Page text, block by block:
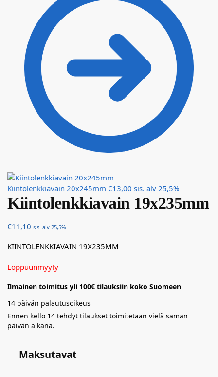
Kiintolenkkiavain 20x245mm €13,00 sis. alv 25,5%
Kiintolenkkiavain 19x235mm
€11,10 sis. alv 25,5%
KIINTOLENKKIAVAIN 19X235MM
Loppuunmyyty
Ilmainen toimitus yli 100€ tilauksiin koko Suomeen
14 päivän palautusoikeus
Ennen kello 14 tehdyt tilaukset toimitetaan vielä saman
päivän aikana.
Maksutavat